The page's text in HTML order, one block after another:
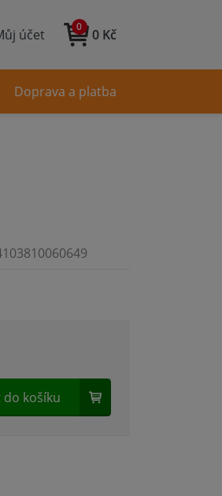
účet 0 Kč
0
do košíku
Doprava a platba